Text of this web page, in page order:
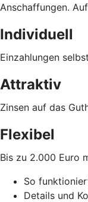
Anschaffungen.
Individuell
Einzahlungen
Attraktiv
Zinsen auf das
Flexibel
Bis zu 2.000 Euro
So
Details und